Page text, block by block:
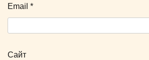
Email *
Сайт